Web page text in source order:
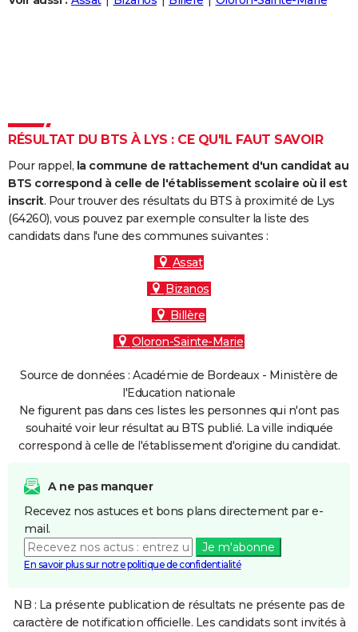
Carte de Noël
Carte Bonne année
Carte Saint-Valentin
Carte Pâques
Carte d'anniversaire
Dictionnaire
Biographies
Citations
Expressions
Proverbes
PROGRAMME TV
COPAINS D'AVANT
S'inscrire
Se connecter
Lycées
Collèges
Primaires
Universités
Entreprises
Service militaire
Avis de recherche
RÉSULTAT DU BTS À LYS : CE QU'IL FAUT SAVOIR
Pour rappel, la commune de rattachement d'un candidat au
BTS correspond à celle de l'établissement scolaire où il est
inscrit. Pour trouver des résultats du BTS à proximité de Lys
(64260), vous pouvez par exemple consulter la liste des
candidats dans l'une des communes suivantes :
Assat
Bizanos
Billère
Oloron-Sainte-Marie
Source de données : Académie de Bordeaux - Ministère de
l'Education nationale
Ne figurent pas dans ces listes les personnes qui n'ont pas
souhaité voir leur résultat au BTS publié. La ville indiquée
correspond à celle de l'établissement d'origine du candidat.
A ne pas manquer
Recevez nos astuces et bons plans directement par e-
mail.
Je m'abonne
En savoir plus sur notre politique de confidentialité
NB : La présente publication de résultats ne présente pas de
caractère de notification officielle. Les candidats sont invités à